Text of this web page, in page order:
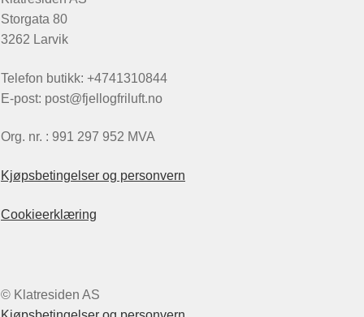
Storgata 80
3262 Larvik
Telefon butikk: +4741310844
E-post: post@fjellogfriluft.no
Org. nr. : 991 297 952 MVA
Kjøpsbetingelser og personvern
Cookieerklæring
© Klatresiden AS